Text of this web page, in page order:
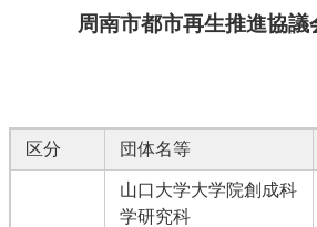
周南市都市再生推進協議
区分 団体名等
山口大学大学院創成科
学研究科